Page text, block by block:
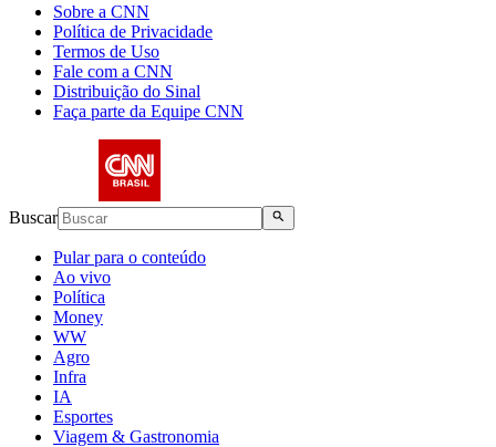
Sobre a CNN
Política de Privacidade
Termos de Uso
Fale com a CNN
Distribuição do Sinal
Faça parte da Equipe CNN
Buscar
Pular para o conteúdo
Ao vivo
Política
Money
WW
Agro
Infra
IA
Esportes
Viagem & Gastronomia